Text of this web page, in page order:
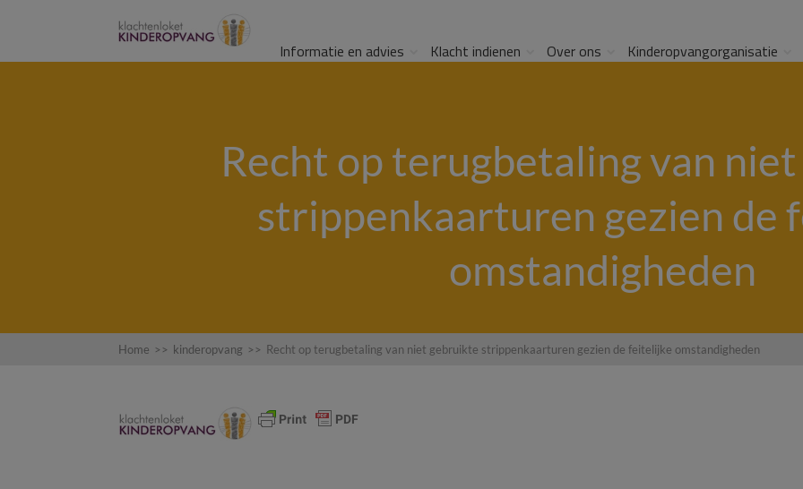
Informatie en advies Klacht indienen Over ons Kinderopvangorganisatie
Recht op terugbetaling van
strippenkaarturen gezien de
omstandigheden
Home >> kinderopvang >> Recht op terugbetaling van niet gebruikte strippenkaarturen gezien de feitelijke omstandigheden